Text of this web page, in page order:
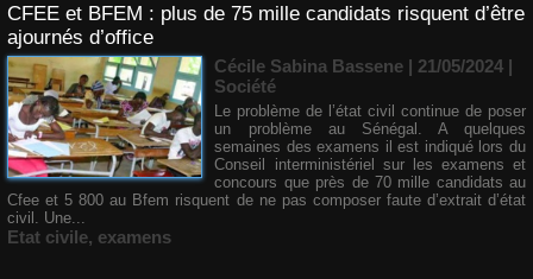
CFEE et BFEM : plus de 75 mille candidats risquent d’être
ajournés d’office
Cécile Sabina Bassene | 21/05/2024 |
Société
Le problème de l’état civil continue de poser
un problème au Sénégal. A quelques
semaines des examens il est indiqué lors du
Conseil interministériel sur les examens et
concours que près de 70 mille candidats au
Cfee et 5 800 au Bfem risquent de ne pas composer faute d’extrait d’état
civil. Une...
Etat civile, examens